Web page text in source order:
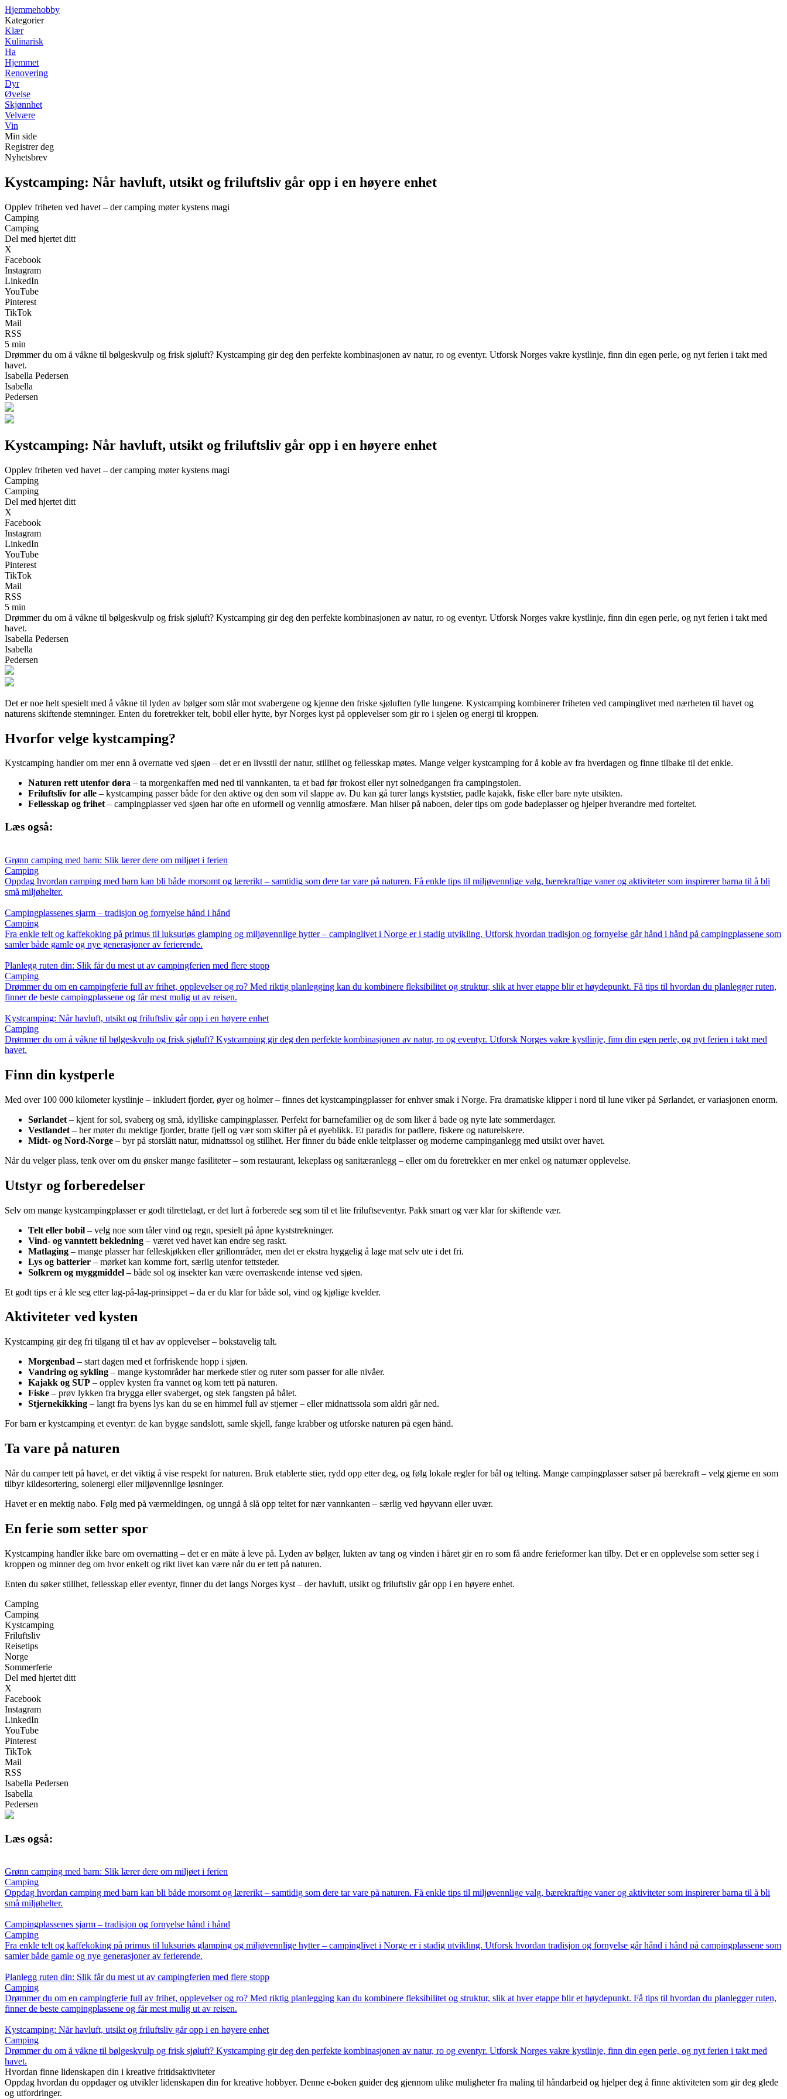
Hjemmehobby
Kategorier
Klær
Kulinarisk
Ha
Hjemmet
Renovering
Dyr
Øvelse
Skjønnhet
Velvære
Vin
Min side
Registrer deg
Nyhetsbrev
Kystcamping: Når havluft, utsikt og friluftsliv går opp i en høyere enhet
Opplev friheten ved havet – der camping møter kystens magi
Camping
Camping
Del med hjertet ditt
X
Facebook
Instagram
LinkedIn
YouTube
Pinterest
TikTok
Mail
RSS
5 min
Drømmer du om å våkne til bølgeskvulp og frisk sjøluft? Kystcamping gir deg den perfekte kombinasjonen av natur, ro og eventyr. Utforsk Norges vakre kystlinje, finn din egen perle, og nyt ferien i takt med
havet.
Isabella Pedersen
Isabella
Pedersen
Kystcamping: Når havluft, utsikt og friluftsliv går opp i en høyere enhet
Opplev friheten ved havet – der camping møter kystens magi
Camping
Camping
Del med hjertet ditt
X
Facebook
Instagram
LinkedIn
YouTube
Pinterest
TikTok
Mail
RSS
5 min
Drømmer du om å våkne til bølgeskvulp og frisk sjøluft? Kystcamping gir deg den perfekte kombinasjonen av natur, ro og eventyr. Utforsk Norges vakre kystlinje, finn din egen perle, og nyt ferien i takt med
havet.
Isabella Pedersen
Isabella
Pedersen
Det er noe helt spesielt med å våkne til lyden av bølger som slår mot svabergene og kjenne den friske sjøluften fylle lungene. Kystcamping kombinerer friheten ved campinglivet med nærheten til havet og
naturens skiftende stemninger. Enten du foretrekker telt, bobil eller hytte, byr Norges kyst på opplevelser som gir ro i sjelen og energi til kroppen.
Hvorfor velge kystcamping?
Kystcamping handler om mer enn å overnatte ved sjøen – det er en livsstil der natur, stillhet og fellesskap møtes. Mange velger kystcamping for å koble av fra hverdagen og finne tilbake til det enkle.
Naturen rett utenfor døra – ta morgenkaffen med ned til vannkanten, ta et bad før frokost eller nyt solnedgangen fra campingstolen.
Friluftsliv for alle – kystcamping passer både for den aktive og den som vil slappe av. Du kan gå turer langs kyststier, padle kajakk, fiske eller bare nyte utsikten.
Fellesskap og frihet– campingplasser ved sjøen har ofte en uformell og vennlig atmosfære. Man hilser på naboen, deler tips om gode badeplasser og hjelper hverandre med forteltet.
Læs også:
Grønn camping med barn: Slik lærer dere om miljøet i ferien
Camping
Oppdag hvordan camping med barn kan bli både morsomt og lærerikt – samtidig som dere tar vare på naturen. Få enkle tips til miljøvennlige valg, bærekraftige vaner og aktiviteter som inspirerer barna til å bli
små miljøhelter.
Campingplassenes sjarm – tradisjon og fornyelse hånd i hånd
Camping
Fra enkle telt og kaffekoking på primus til luksuriøs glamping og miljøvennlige hytter – campinglivet i Norge er i stadig utvikling. Utforsk hvordan tradisjon og fornyelse går hånd i hånd på campingplassene som
samler både gamle og nye generasjoner av ferierende.
Planlegg ruten din: Slik får du mest ut av campingferien med flere stopp
Camping
Drømmer du om en campingferie full av frihet, opplevelser og ro? Med riktig planlegging kan du kombinere fleksibilitet og struktur, slik at hver etappe blir et høydepunkt. Få tips til hvordan du planlegger ruten,
finner de beste campingplassene og får mest mulig ut av reisen.
Kystcamping: Når havluft, utsikt og friluftsliv går opp i en høyere enhet
Camping
Drømmer du om å våkne til bølgeskvulp og frisk sjøluft? Kystcamping gir deg den perfekte kombinasjonen av natur, ro og eventyr. Utforsk Norges vakre kystlinje, finn din egen perle, og nyt ferien i takt med
havet.
Finn din kystperle
Med over 100 000 kilometer kystlinje – inkludert fjorder, øyer og holmer – finnes det kystcampingplasser for enhver smak i Norge. Fra dramatiske klipper i nord til lune viker på Sørlandet, er variasjonen enorm.
Sørlandet – kjent for sol, svaberg og små, idylliske campingplasser. Perfekt for barnefamilier og de som liker å bade og nyte late sommerdager.
Vestlandet – her møter du mektige fjorder, bratte fjell og vær som skifter på et øyeblikk. Et paradis for padlere, fiskere og naturelskere.
Midt- og Nord-Norge – byr på storslått natur, midnattssol og stillhet. Her finner du både enkle teltplasser og moderne campinganlegg med utsikt over havet.
Når du velger plass, tenk over om du ønsker mange fasiliteter – som restaurant, lekeplass og sanitæranlegg – eller om du foretrekker en mer enkel og naturnær opplevelse.
Utstyr og forberedelser
Selv om mange kystcampingplasser er godt tilrettelagt, er det lurt å forberede seg som til et lite friluftseventyr. Pakk smart og vær klar for skiftende vær.
Telt eller bobil – velg noe som tåler vind og regn, spesielt på åpne kyststrekninger.
Vind- og vanntett bekledning – været ved havet kan endre seg raskt.
Matlaging – mange plasser har felleskjøkken eller grillområder, men det er ekstra hyggelig å lage mat selv ute i det fri.
Lys og batterier – mørket kan komme fort, særlig utenfor tettsteder.
Solkrem og myggmiddel – både sol og insekter kan være overraskende intense ved sjøen.
Et godt tips er å kle seg etter lag-på-lag-prinsippet – da er du klar for både sol, vind og kjølige kvelder.
Aktiviteter ved kysten
Kystcamping gir deg fri tilgang til et hav av opplevelser – bokstavelig talt.
Morgenbad – start dagen med et forfriskende hopp i sjøen.
Vandring og sykling – mange kystområder har merkede stier og ruter som passer for alle nivåer.
Kajakk og SUP – opplev kysten fra vannet og kom tett på naturen.
Fiske – prøv lykken fra brygga eller svaberget, og stek fangsten på bålet.
Stjernekikking – langt fra byens lys kan du se en himmel full av stjerner – eller midnattssola som aldri går ned.
For barn er kystcamping et eventyr: de kan bygge sandslott, samle skjell, fange krabber og utforske naturen på egen hånd.
Ta vare på naturen
Når du camper tett på havet, er det viktig å vise respekt for naturen. Bruk etablerte stier, rydd opp etter deg, og følg lokale regler for bål og telting. Mange campingplasser satser på bærekraft – velg gjerne en som
tilbyr kildesortering, solenergi eller miljøvennlige løsninger.
Havet er en mektig nabo. Følg med på værmeldingen, og unngå å slå opp teltet for nær vannkanten – særlig ved høyvann eller uvær.
En ferie som setter spor
Kystcamping handler ikke bare om overnatting – det er en måte å leve på. Lyden av bølger, lukten av tang og vinden i håret gir en ro som få andre ferieformer kan tilby. Det er en opplevelse som setter seg i
kroppen og minner deg om hvor enkelt og rikt livet kan være når du er tett på naturen.
Enten du søker stillhet, fellesskap eller eventyr, finner du det langs Norges kyst – der havluft, utsikt og friluftsliv går opp i en høyere enhet.
Camping
Camping
Kystcamping
Friluftsliv
Reisetips
Norge
Sommerferie
Del med hjertet ditt
X
Facebook
Instagram
LinkedIn
YouTube
Pinterest
TikTok
Mail
RSS
Isabella Pedersen
Isabella
Pedersen
Læs også:
Grønn camping med barn: Slik lærer dere om miljøet i ferien
Camping
Oppdag hvordan camping med barn kan bli både morsomt og lærerikt – samtidig som dere tar vare på naturen. Få enkle tips til miljøvennlige valg, bærekraftige vaner og aktiviteter som inspirerer barna til å bli
små miljøhelter.
Campingplassenes sjarm – tradisjon og fornyelse hånd i hånd
Camping
Fra enkle telt og kaffekoking på primus til luksuriøs glamping og miljøvennlige hytter – campinglivet i Norge er i stadig utvikling. Utforsk hvordan tradisjon og fornyelse går hånd i hånd på campingplassene som
samler både gamle og nye generasjoner av ferierende.
Planlegg ruten din: Slik får du mest ut av campingferien med flere stopp
Camping
Drømmer du om en campingferie full av frihet, opplevelser og ro? Med riktig planlegging kan du kombinere fleksibilitet og struktur, slik at hver etappe blir et høydepunkt. Få tips til hvordan du planlegger ruten,
finner de beste campingplassene og får mest mulig ut av reisen.
Kystcamping: Når havluft, utsikt og friluftsliv går opp i en høyere enhet
Camping
Drømmer du om å våkne til bølgeskvulp og frisk sjøluft? Kystcamping gir deg den perfekte kombinasjonen av natur, ro og eventyr. Utforsk Norges vakre kystlinje, finn din egen perle, og nyt ferien i takt med
havet.
Hvordan finne lidenskapen din i kreative fritidsaktiviteter
Oppdag hvordan du oppdager og utvikler lidenskapen din for kreative hobbyer. Denne e-boken guider deg gjennom ulike muligheter fra maling til håndarbeid og hjelper deg å finne aktiviteten som gir deg glede
og utfordringer.